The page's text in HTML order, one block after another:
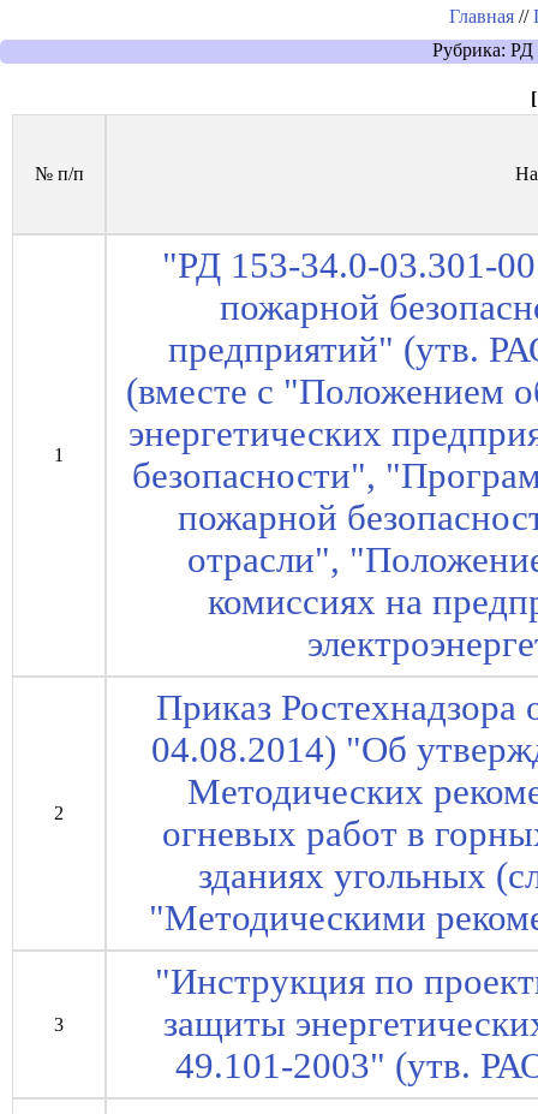
Главная //
Рубрика: РД
№ п/п
1
"РД 153-34.0-03.301-
пожарной
предприятий" (утв.
(вместе с "Положением
энергетических
безопасности",
пожарной
отрасли",
комиссиях на
2
Приказ
04.08.2014) "Об
Методических
огневых работ в
зданиях угольных
"Методическими
3
"Инструкция по
защиты
49.101-2003" (утв.